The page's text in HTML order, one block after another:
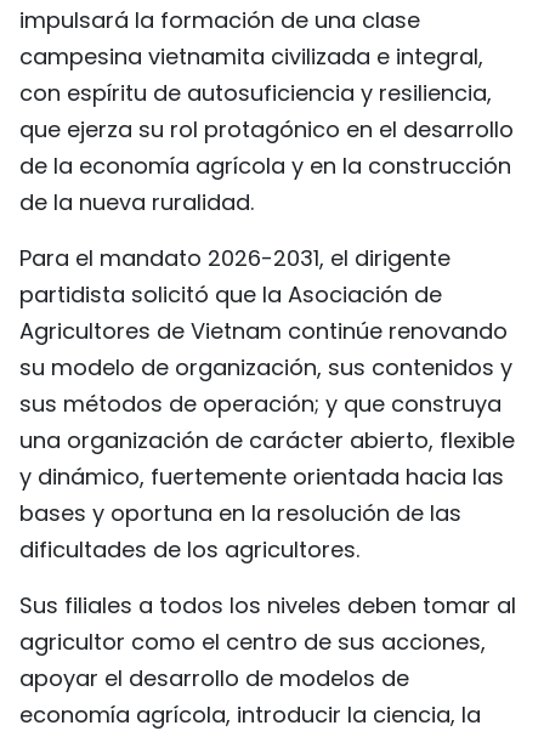
impulsará la formación de una clase
campesina vietnamita civilizada e integral,
con espíritu de autosuficiencia y resiliencia,
que ejerza su rol protagónico en el desarrollo
de la economía agrícola y en la construcción
de la nueva ruralidad.
Para el mandato 2026-2031, el dirigente
partidista solicitó que la Asociación de
Agricultores de Vietnam continúe renovando
su modelo de organización, sus contenidos y
sus métodos de operación; y que construya
una organización de carácter abierto, flexible
y dinámico, fuertemente orientada hacia las
bases y oportuna en la resolución de las
dificultades de los agricultores.
Sus filiales a todos los niveles deben tomar al
agricultor como el centro de sus acciones,
apoyar el desarrollo de modelos de
economía agrícola, introducir la ciencia, la